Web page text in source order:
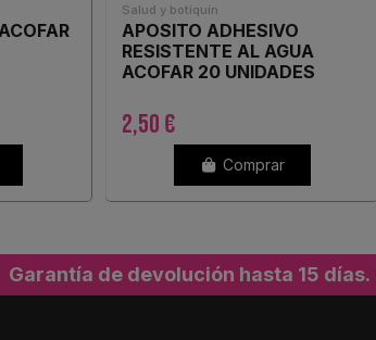
Salud y botiquín
APOSITO ADHESIVO
RESISTENTE AL AGUA
ACOFAR 20 UNIDADES
TRANSPARENTE
2,50 €
Comprar
Garantía de devolución hasta 15 días.